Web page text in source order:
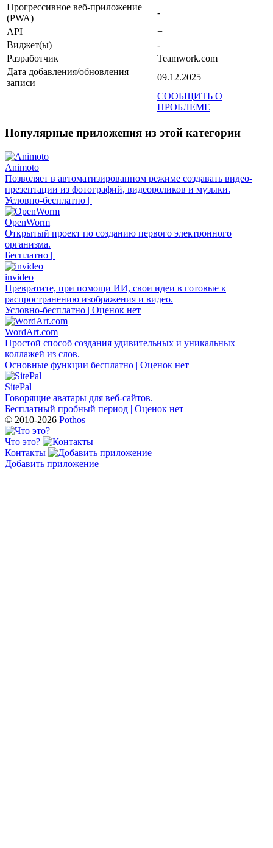
Прогрессивное веб-приложение
(PWA)
-
API
+
Виджет(ы)
-
Разработчик
Teamwork.com
Дата добавления/обновления
записи
09.12.2025
СООБЩИТЬ О
ПРОБЛЕМЕ
Популярные приложения из этой категории
Animoto
Позволяет в автоматизированном режиме создавать видео-
презентации из фотографий, видеороликов и музыки.
Условно-бесплатно |
OpenWorm
Открытый проект по созданию первого электронного
организма.
Бесплатно |
invideo
Превратите, при помощи ИИ, свои идеи в готовые к
распространению изображения и видео.
Условно-бесплатно | Оценок нет
WordArt.com
Простой способ создания удивительных и уникальных
коллажей из слов.
Основные функции бесплатно | Оценок нет
SitePal
Говорящие аватары для веб-сайтов.
Бесплатный пробный период | Оценок нет
© 2010-2026 Pothos
Что это?
Контакты
Добавить приложение